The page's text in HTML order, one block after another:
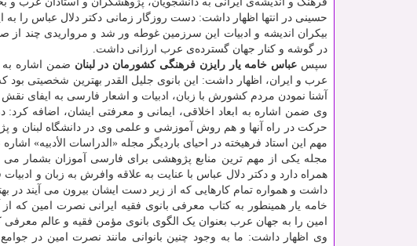
حسینی در انتها اظهار داشت: دست روزگار زمانی دکتر دلال عباس را به
بیکران اندیشه و ادبیات این سرزمین غوطه ور شد و مرواریدی چند
در گوشه و کنار جهان گسترده‌ی عرب ارزانی داشت.
سپس عباس خامه یار رایزن فرهنگی کشورمان در لبنان ضمن اشاره به
عرب و ایران، اظهار داشت: این بانوی جلیل القدر بهترین شخصیتی بود
آشنا نمودن مردم کشورش با زبان، ادبیات و اشعار فارسی به ایفای
وی ضمن اشاره به ابعاد اخلاقی، ایمانی و معرفتی ایشان، اضافه کرد:
حرکت در راه آنها و هم روش آموزشی و علمی وی در دانشگاه لبنان
مهم این استاد فرهیخته در احیای باردیگر مجله «الدراسات الأدبیه»
مجله یکی از مهم ترین منابع پژوهشی برای فارسی آموزان بشمار می
همراه دارد و دکتر دلال عباس با عنایت به علاقه وافرش به زبان و
داشت و همواره تمام کارهایی که از زیر دست ایشان بیرون می آیند در
خامه یار همینطور به کتاب معرفی بانوی فقیه ایرانی نصرت امین که
امین را به جهان عرب بعنوان یک الگوی بانوی مؤمن فقیه و عالم معرفی
وی اظهار داشت: ما به وجود چنین بانوانی مانند نصرت امین در